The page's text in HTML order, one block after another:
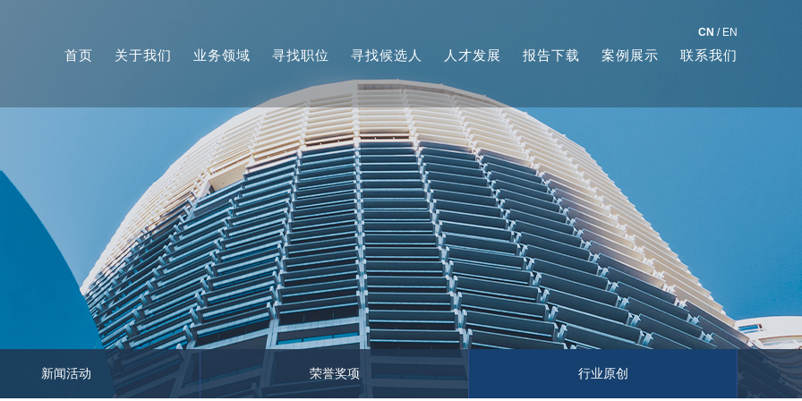
CN / EN
首页 关于我们 业务领域 寻找职位 寻找候选人 人才发展 报告下载 案例展示 联系我们
新闻活动 荣誉奖项 行业原创